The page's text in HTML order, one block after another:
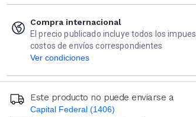
Compra internacional
El precio publicado incluye todos los
costos de envíos correspondientes
Ver condiciones
Este producto no puede enviarse a
Capital Federal (1406)